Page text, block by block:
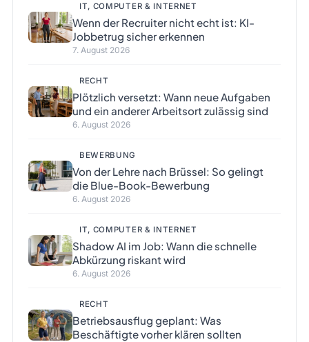
IT, COMPUTER & INTERNET
Wenn der Recruiter nicht echt ist: KI-
Jobbetrug sicher erkennen
7. August 2026
RECHT
Plötzlich versetzt: Wann neue Aufgaben
und ein anderer Arbeitsort zulässig sind
6. August 2026
BEWERBUNG
Von der Lehre nach Brüssel: So gelingt
die Blue-Book-Bewerbung
6. August 2026
IT, COMPUTER & INTERNET
Shadow AI im Job: Wann die schnelle
Abkürzung riskant wird
6. August 2026
RECHT
Betriebsausflug geplant: Was
Beschäftigte vorher klären sollten